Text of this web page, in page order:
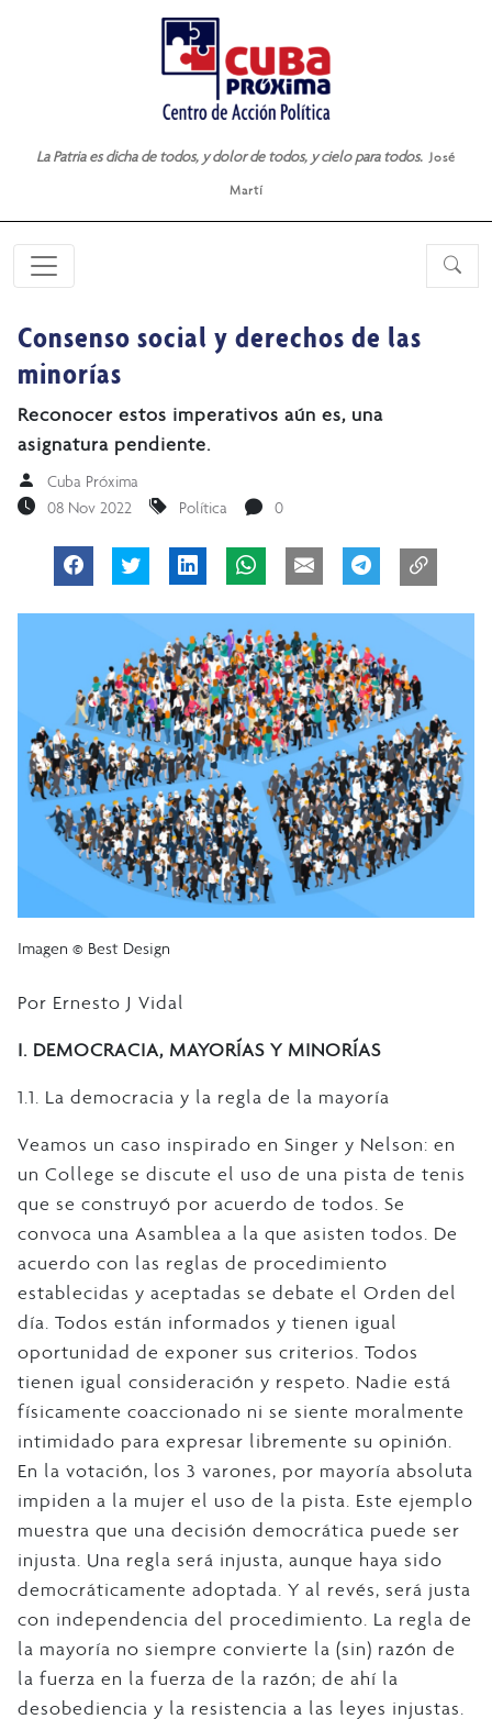
La Patria es dicha de todos, y dolor de todos, y cielo para todos. José
Martí
Consenso social y derechos de las
minorías
Reconocer estos imperativos aún es, una
asignatura pendiente.
Cuba Próxima
08 Nov 2022
Política 0
Imagen © Best Design
Por Ernesto J Vidal
I. DEMOCRACIA, MAYORÍAS Y MINORÍAS
1.1. La democracia y la regla de la mayoría
Veamos un caso inspirado en Singer y Nelson: en
un College se discute el uso de una pista de tenis
que se construyó por acuerdo de todos. Se
convoca una Asamblea a la que asisten todos. De
acuerdo con las reglas de procedimiento
establecidas y aceptadas se debate el Orden del
día. Todos están informados y tienen igual
oportunidad de exponer sus criterios. Todos
tienen igual consideración y respeto. Nadie está
físicamente coaccionado ni se siente moralmente
intimidado para expresar libremente su opinión.
En la votación, los 3 varones, por mayoría absoluta
impiden a la mujer el uso de la pista. Este ejemplo
muestra que una decisión democrática puede ser
injusta. Una regla será injusta, aunque haya sido
democráticamente adoptada. Y al revés, será justa
con independencia del procedimiento. La regla de
la mayoría no siempre convierte la (sin) razón de
la fuerza en la fuerza de la razón; de ahí la
desobediencia y la resistencia a las leyes injustas.